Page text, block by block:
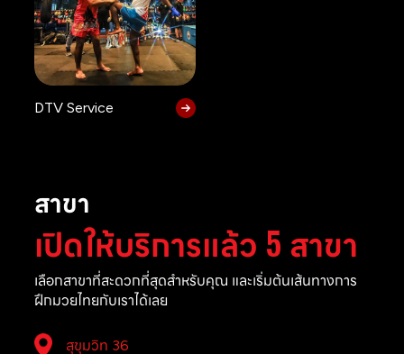
DTV Service
สาขา
เปิดให้บริการแล้ว 5 สาขา
เลือกสาขาที่สะดวกที่สุดสำหรับคุณ และเริ่มต้นเส้นทางการ
ฝึกมวยไทยกับเราได้เลย
สุขุมวิท 36